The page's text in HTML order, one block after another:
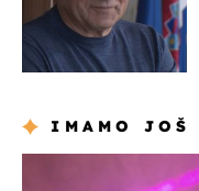
IMAMO JOŠ